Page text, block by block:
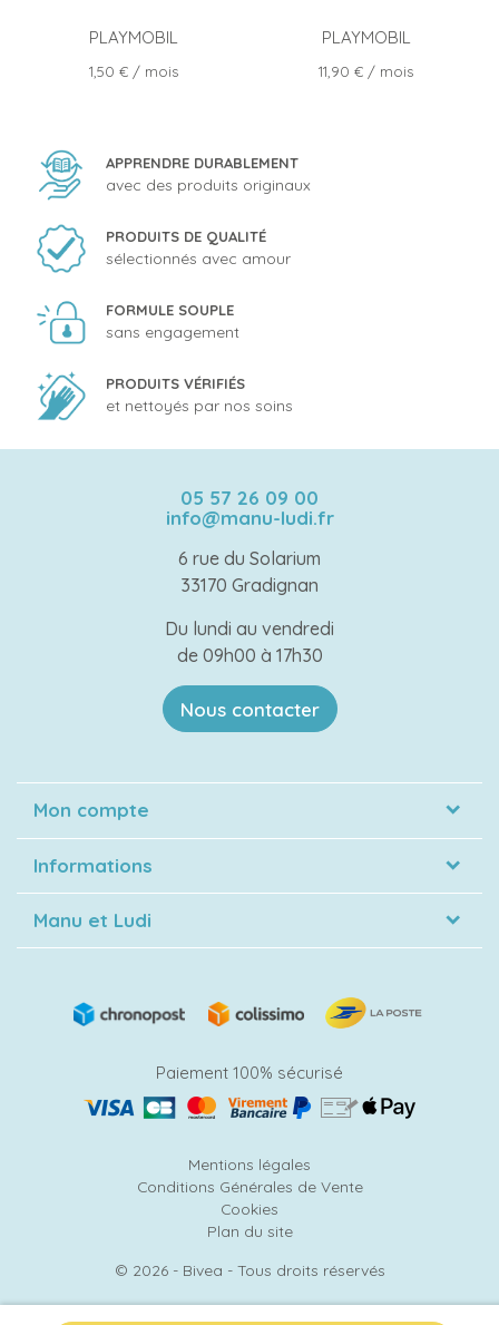
PLAYMOBIL
Prix
1,50 €/ mois
PLAYMOBIL
Prix
11,90 € / mois
APPRENDRE DURABLEMENT
avec des produits originaux
PRODUITS DE QUALITÉ
sélectionnés avec amour
FORMULE SOUPLE
sans engagement
PRODUITS VÉRIFIÉS
et nettoyés par nos soins
05 57 26 09 00
info@manu-ludi.fr
6 rue du Solarium
33170 Gradignan
Du lundi au vendredi
de 09h00 à 17h30
Nous contacter
Mon compte
Informations
Manu et Ludi
Paiement 100% sécurisé
Mentions légales
Conditions Générales de Vente
Cookies
Plan du site
© 2026 - Bivea - Tous droits réservés